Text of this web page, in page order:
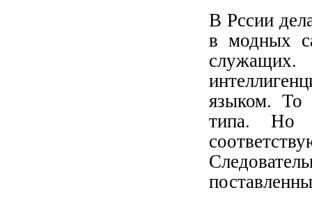
В Рссии
в модных
языком. То
типа. Но